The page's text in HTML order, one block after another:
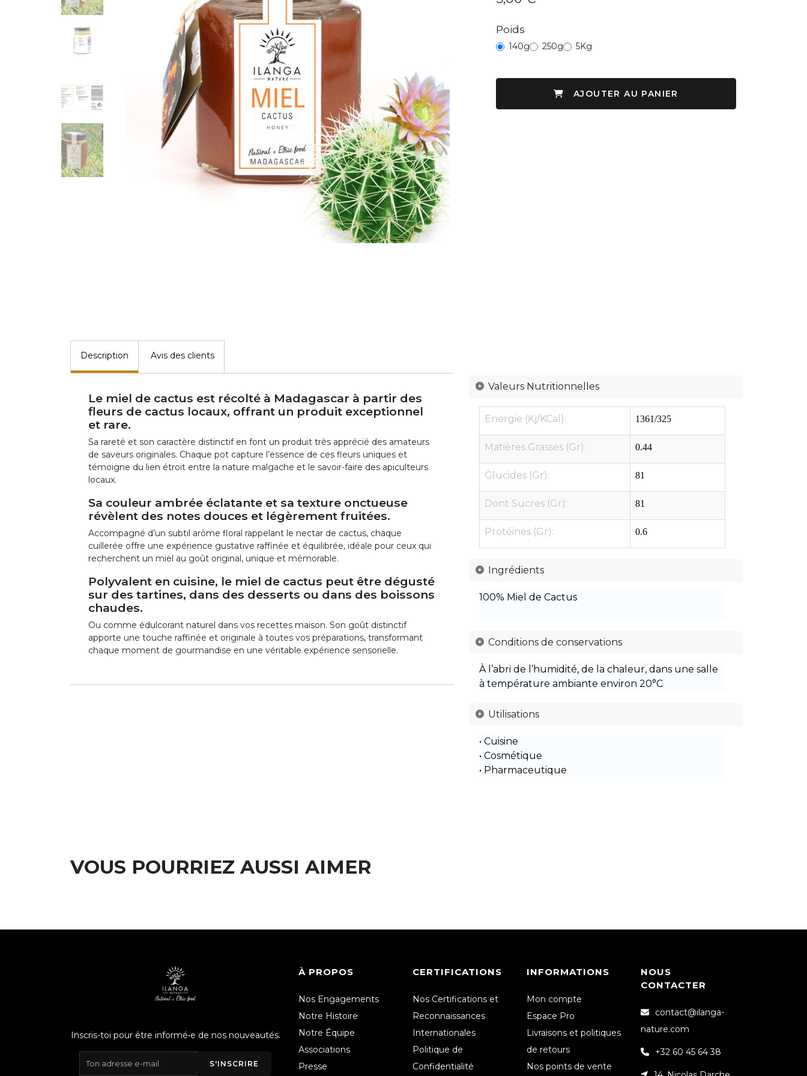
Poids
140g 250g 5Kg
AJOUTER AU PANIER
Description Avis des clients
Le miel de cactus est récolté à Madagascar à partir des
fleurs de cactus locaux, offrant un produit exceptionnel
et rare.
Sa rareté et son caractère distinctif en font un produit très apprécié des amateurs
de saveurs originales. Chaque pot capture l’essence de ces fleurs uniques et
témoigne du lien étroit entre la nature malgache et le savoir-faire des apiculteurs
locaux.
Sa couleur ambrée éclatante et sa texture onctueuse
révèlent des notes douces et légèrement fruitées.
Accompagné d’un subtil arôme floral rappelant le nectar de cactus, chaque
cuillerée offre une expérience gustative raffinée et équilibrée, idéale pour ceux qui
recherchent un miel au goût original, unique et mémorable.
Polyvalent en cuisine, le miel de cactus peut être dégusté
sur des tartines, dans des desserts ou dans des boissons
chaudes.
Ou comme édulcorant naturel dans vos recettes maison. Son goût distinctif
apporte une touche raffinée et originale à toutes vos préparations, transformant
chaque moment de gourmandise en une véritable expérience sensorielle.
Valeurs Nutritionnelles
Energie (Kj/KCal): 1361/325
Matières Grasses (Gr): 0.44
Glucides (Gr): 81
Dont Sucres (Gr): 81
Protéines (Gr): 0.6
Ingrédients
100% Miel de Cactus
Conditions de conservations
À l’abri de l’humidité, de la chaleur, dans une salle
à température ambiante environ 20°C
Utilisations
• Cuisine
• Cosmétique
• Pharmaceutique
VOUS POURRIEZ AUSSI AIMER
Inscris-toi pour être informé•e de nos nouveautés.
S'INSCRIRE
À PROPOS
Nos Engagements
Notre Histoire
Notre Équipe
Associations
Presse
CERTIFICATIONS
Nos Certifications et
Reconnaissances
Internationales
Politique de
Confidentialité
INFORMATIONS
Mon compte
Espace Pro
Livraisons et politiques
de retours
Nos points de vente
NOUS
CONTACTER
contact@ilanga-
nature.com
+32 60 45 64 38